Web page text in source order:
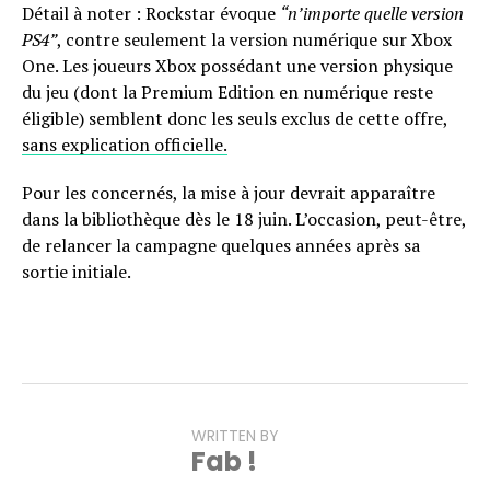
Détail à noter : Rockstar évoque “n’importe quelle version
PS4”, contre seulement la version numérique sur Xbox
One. Les joueurs Xbox possédant une version physique
du jeu (dont la Premium Edition en numérique reste
éligible) semblent donc les seuls exclus de cette offre,
sans explication officielle.
Pour les concernés, la mise à jour devrait apparaître
dans la bibliothèque dès le 18 juin. L’occasion, peut-être,
de relancer la campagne quelques années après sa
sortie initiale.
WRITTEN BY
Fab !